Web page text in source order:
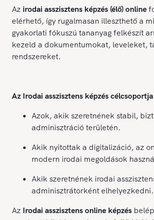
Az irodai asszisztens képzés (élő) online
elérhető, így rugalmasan illeszthető a
gyakorlati fókuszú tananyag felkészít
kezeld a dokumentumokat, leveleket,
rendszereket.
Az Irodai asszisztens képzés célcsoportja
Azok, akik szeretnének stabil,
adminisztráció területén.
Akik nyitottak a digitalizáció, az
modern irodai megoldások
Akik szeretnének irodai
adminisztrátorként elhelyezkedni.
Az Irodai asszisztens online képzés